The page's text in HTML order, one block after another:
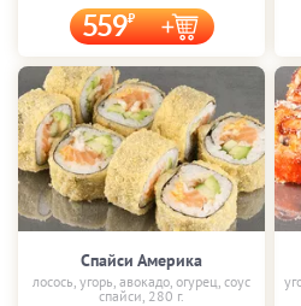
559
Спайси Америка
лосось, угорь, авокадо, огурец, соус
спайси, 280 г.